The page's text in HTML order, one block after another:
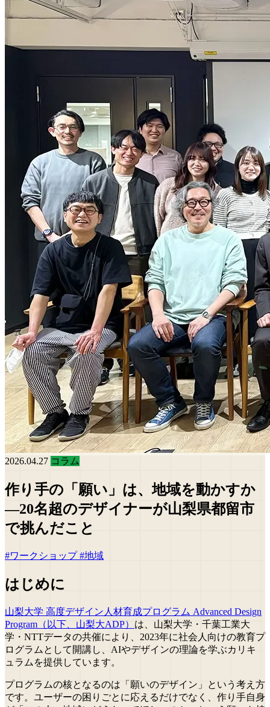
2026.04.27 コラム
作り手の「願い」は、地域を動かすか
―20名超のデザイナーが山梨県都留市
で挑んだこと
#ワークショップ#地域
はじめに
山梨大学 高度デザイン人材育成プログラム Advanced Design
Program（以下、山梨大ADP） は、山梨大学・千葉工業大
学・NTTデータの共催により、2023年に社会人向けの教育プ
ログラムとして開講し、AIやデザインの理論を学ぶカリキ
ュラムを提供しています。
プログラムの核となるのは「願いのデザイン」という考え方
です。ユーザーの困りごとに応えるだけでなく、作り手自身